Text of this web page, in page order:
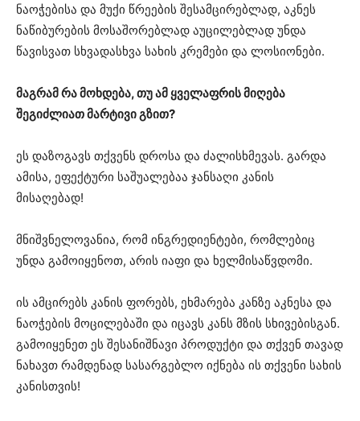
ნაოჭებისა და მუქი წრეების შესამცირებლად, აკნეს
ნაწიბურების მოსაშორებლად აუცილებლად უნდა
წავისვათ სხვადასხვა სახის კრემები და ლოსიონები.
მაგრამ რა მოხდება, თუ ამ ყველაფრის მიღება
შეგიძლიათ მარტივი გზით?
ეს დაზოგავს თქვენს დროსა და ძალისხმევას. გარდა
ამისა, ეფექტური საშუალებაა ჯანსაღი კანის
მისაღებად!
მნიშვნელოვანია, რომ ინგრედიენტები, რომლებიც
უნდა გამოიყენოთ, არის იაფი და ხელმისაწვდომი.
ის ამცირებს კანის ფორებს, ეხმარება კანზე აკნესა და
ნაოჭების მოცილებაში და იცავს კანს მზის სხივებისგან.
გამოიყენეთ ეს შესანიშნავი პროდუქტი და თქვენ თავად
ნახავთ რამდენად სასარგებლო იქნება ის თქვენი სახის
კანისთვის!